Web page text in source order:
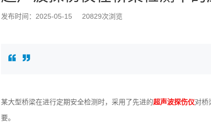
发布时间：2025-05-15 20829次浏览
某大型桥梁在进行定期安全检测时，采用了先进的超声波探伤仪对桥
要。